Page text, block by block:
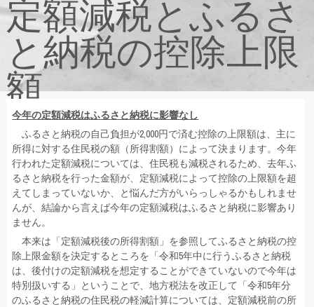
定額減税とふるさ
と納税の控除上限
額
今年の定額減税はふるさと納税に影響なし
ふるさと納税の自己負担が2,000円で済む控除の上限額は、主に
所得に対する住民税の額（所得割額）によって決まります。今年
行われた定額減税については、住民税も減税されるため、去年ふ
るさと納税を行った金額が、定額減税によって控除の上限額を超
えてしまっていないか、と悩んだ方がいらっしゃるかもしれませ
んが、結論から言えば今年の定額減税はふるさと納税に影響あり
ません。
本来は「定額減税後の所得割額」を参照してふるさと納税の控
除上限金額を決定するところを「令和5年中に行うふるさと納税
は、後付けの定額減税を想定することができていないので今年は
特別扱いする」ということで、地方税法を改正して「令和5年分
のふるさと納税の住民税の軽減計算については、定額減税前の所